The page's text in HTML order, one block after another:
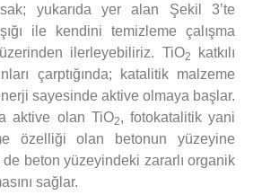
yukarıda yer alan Şekil 3’te
ile kendini temizleme çalışma
ilerleyebiliriz. TiO2
katkılı
çarptığında; katalitik malzeme
sayesinde aktive olmaya başlar.
aktive olan TiO2, fotokatalitik yani
özelliği olan betonun yüzeyine
de beton yüzeyindeki zararlı organik
sağlar.